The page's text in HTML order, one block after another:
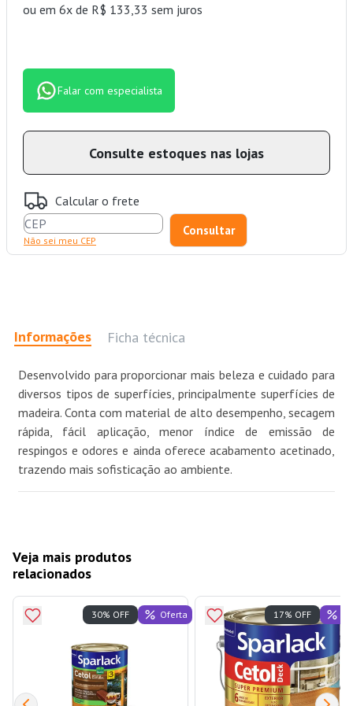
ou em 6x de R$ 133,33 sem juros
Falar com especialista
Consulte estoques nas lojas
Calcular o frete
Não sei meu CEP
Informações Ficha técnica
Desenvolvido para proporcionar mais beleza e cuidado para
diversos tipos de superfícies, principalmente superfícies de
madeira. Conta com material de alto desempenho, secagem
rápida, fácil aplicação, menor índice de emissão de
respingos e odores e ainda oferece acabamento acetinado,
trazendo mais sofisticação ao ambiente.
Veja mais produtos
relacionados
30% OFF Oferta 17% OFF